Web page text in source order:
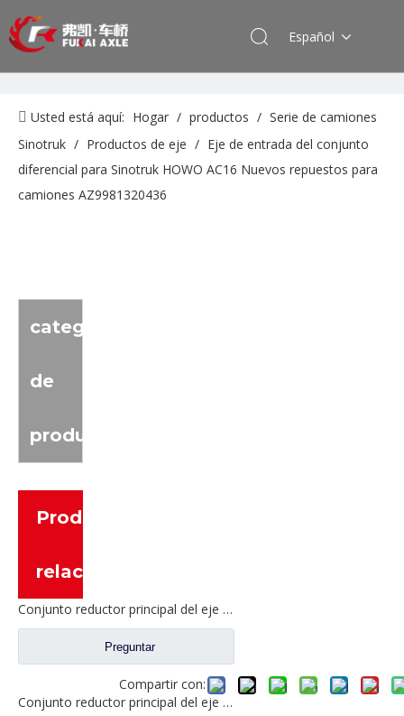
Español
Usted está aquí: Hogar / productos / Serie de camiones
Sinotruk / Productos de eje / Eje de entrada del conjunto
diferencial para Sinotruk HOWO AC16 Nuevos repuestos para
camiones AZ9981320436
categoria
de
producto
Productos
relacionados
Conjunto reductor principal del eje intermedio para piezas de camión Shacman Delong
Preguntar
Conjunto reductor principal del eje intermedio Delong HDZ425 para piezas de camiones Shacman Delong
Compartir con: